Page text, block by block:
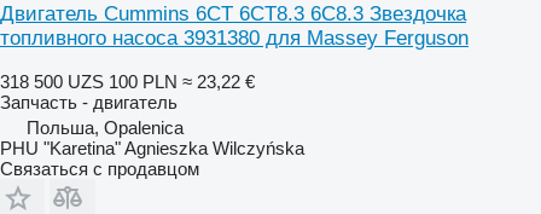
Двигатель Cummins 6CT 6CT8.3 6C8.3 Звездочка
топливного насоса 3931380 для Massey Ferguson
318 500 UZS 100 PLN ≈ 23,22 €
Запчасть - двигатель
Польша, Opalenica
PHU "Karetina" Agnieszka Wilczyńska
Связаться с продавцом